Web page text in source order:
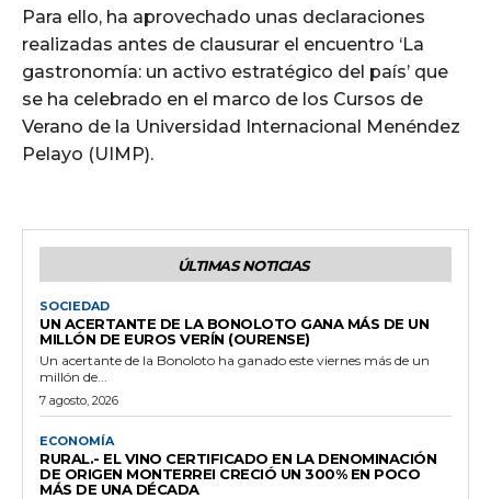
Para ello, ha aprovechado unas declaraciones
realizadas antes de clausurar el encuentro ‘La
gastronomía: un activo estratégico del país’ que
se ha celebrado en el marco de los Cursos de
Verano de la Universidad Internacional Menéndez
Pelayo (UIMP).
ÚLTIMAS NOTICIAS
SOCIEDAD
UN ACERTANTE DE LA BONOLOTO GANA MÁS DE UN
MILLÓN DE EUROS VERÍN (OURENSE)
Un acertante de la Bonoloto ha ganado este viernes más de un
millón de...
7 agosto, 2026
ECONOMÍA
RURAL.- EL VINO CERTIFICADO EN LA DENOMINACIÓN
DE ORIGEN MONTERREI CRECIÓ UN 300% EN POCO
MÁS DE UNA DÉCADA